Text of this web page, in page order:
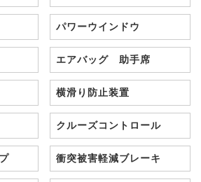
パワーウインドウ
エアバッグ 助手席
横滑り防止装置
クルーズコントロール
衝突被害軽減ブレーキ